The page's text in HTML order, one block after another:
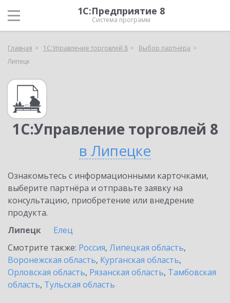
1С:Предприятие 8
Система программ
Главная 1С:Управление торговлей 8
Выбор партнёра
Липецк
1С:Управление торговлей 8
в Липецке
Ознакомьтесь с информационными карточками,
выберите партнёра и отправьте заявку на
консультацию, приобретение или внедрение
продукта.
Липецк
Елец
Смотрите также: Россия, Липецкая область,
Воронежская область, Курганская область,
Орловская область, Рязанская область, Тамбовская
область, Тульская область